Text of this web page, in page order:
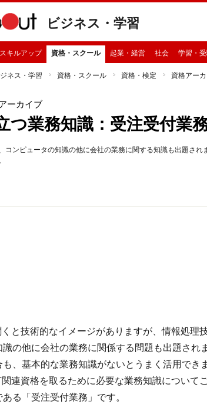
ビジネス・学習
スキルアップ 資格・スクール 起業・経営 社会 学習・
ネス・学習 資格・スクール 資格・検定 資格アー
ーカイブ
つ業務知識：受注受付業
コンピュータの知識の他に会社の業務に関する知識も出題され
と技術的なイメージがありますが、情報処理
識の他に会社の業務に関係する問題も出題され
も、基本的な業務知識がないとうまく活用でき
連資格を取るために必要な業務知識について
る「受注受付業務」です。